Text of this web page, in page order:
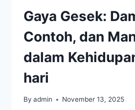
DALAM
ISLAM
Gaya Gesek:
Contoh, dan
dalam
hari
By admin November 13, 2025